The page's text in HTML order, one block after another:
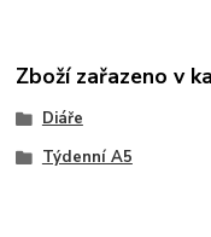
Zboží zařazeno v
Diáře
Týdenní A5